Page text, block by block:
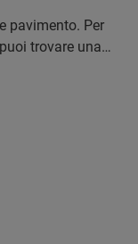
pavimento. Per
trovare una
tra cui